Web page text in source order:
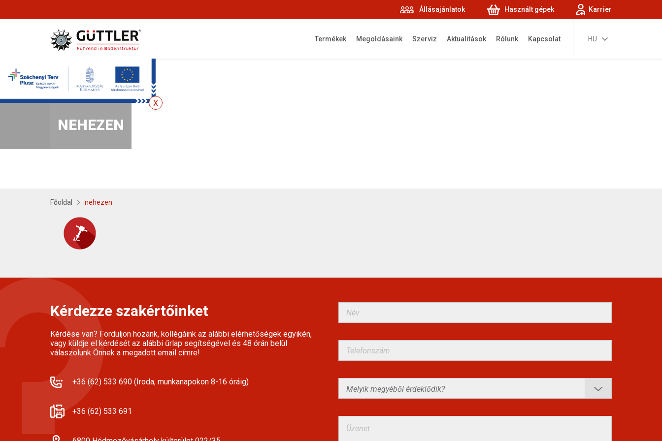
Állásajánlatok Használt gépek Karrier
HU
Termékek Megoldásaink Szerviz Aktualitások Rólunk Kapcsolat
NEHEZEN
Főoldal nehezen
Kérdezze szakértőinket
Kérdése van? Forduljon hozánk, kollégáink az alábbi elérhetőségek egyikén,
vagy küldje el kérdését az alábbi űrlap segítségével és 48 órán belül
válaszolunk Önnek a megadott email címre!
+36 (62) 533 690 (Iroda, munkanapokon 8-16 óráig)
+36 (62) 533 691